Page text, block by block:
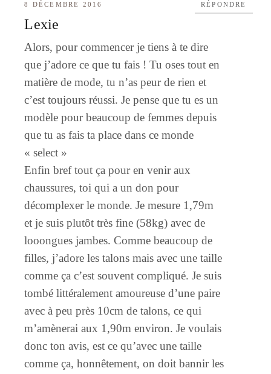
8 DÉCEMBRE 2016
Lexie
Alors, pour commencer je tiens à te dire
que j’adore ce que tu fais ! Tu oses tout en
matière de mode, tu n’as peur de rien et
c’est toujours réussi. Je pense que tu es un
modèle pour beaucoup de femmes depuis
que tu as fais ta place dans ce monde
« select »
Enfin bref tout ça pour en venir aux
chaussures, toi qui a un don pour
décomplexer le monde. Je mesure 1,79m
et je suis plutôt très fine (58kg) avec de
looongues jambes. Comme beaucoup de
filles, j’adore les talons mais avec une taille
comme ça c’est souvent compliqué. Je suis
tombé littéralement amoureuse d’une paire
avec à peu près 10cm de talons, ce qui
m’amènerai aux 1,90m environ. Je voulais
donc ton avis, est ce qu’avec une taille
comme ça, honnêtement, on doit bannir les
RÉPONDRE